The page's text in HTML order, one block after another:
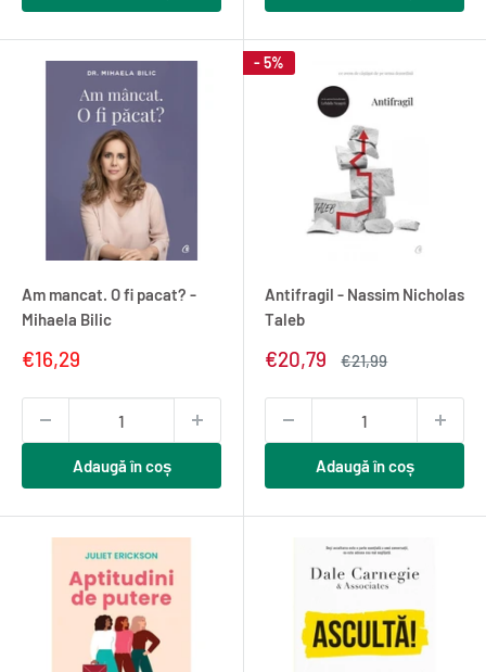
Am mancat. O fi pacat? -
Mihaela Bilic
Pret
€16,29
Adaugă în coș
- 5%
Antifragil - Nassim Nicholas
Taleb
Pret
€20,79
Pret
€21,99
Adaugă în coș